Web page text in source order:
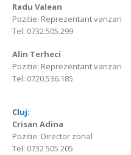
Radu Valean
Pozitie: Reprezentant vanzari
Tel: 0732.505.299
Alin Terheci
Pozitie: Reprezentant vanzari
Tel: 0720.536.185
Cluj:
Crisan Adina
Pozitie: Director zonal
Tel: 0732 505 205